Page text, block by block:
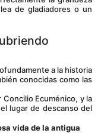
de gladiadores o un
conocidas como las
lugar de descanso del
vida de la antigua